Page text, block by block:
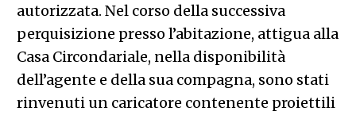
autorizzata. Nel corso della successiva
perquisizione presso l’abitazione, attigua alla
Casa Circondariale, nella disponibilità
dell’agente e della sua compagna, sono stati
rinvenuti un caricatore contenente proiettili